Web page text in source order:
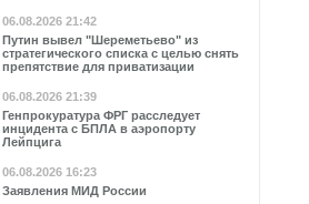
06.08.2026 21:42
Путин вывел "Шереметьево" из
стратегического списка с целью снять
препятствие для приватизации
06.08.2026 21:39
Генпрокуратура ФРГ расследует
инцидента с БПЛА в аэропорту
Лейпцига
06.08.2026 16:23
Заявления МИД России